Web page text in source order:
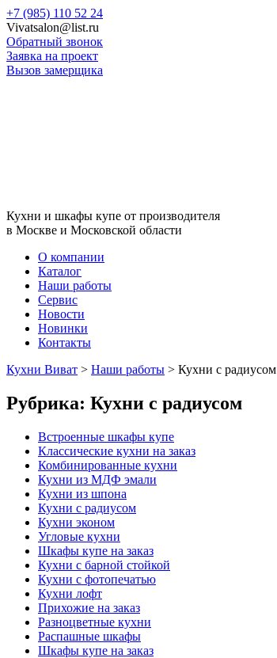
+7 (985) 110 52 24
Vivatsalon@list.ru
Обратный звонок
Заявка на проект
Вызов замерщика
Кухни и шкафы купе от производителя
в Москве и Московской области
О компании
Каталог
Наши работы
Сервис
Новости
Новинки
Контакты
Кухни Виват > Наши работы > Кухни с радиусом
Рубрика: Кухни с радиусом
Встроенные шкафы купе
Классические кухни на заказ
Комбинированные кухни
Кухни из МДФ эмали
Кухни из шпона
Кухни с радиусом
Кухни эконом
Угловые кухни
Шкафы купе на заказ
Кухни с барной стойкой
Кухни с фотопечатью
Кухни лофт
Прихожие на заказ
Разноцветные кухни
Распашные шкафы
Шкафы купе на заказ